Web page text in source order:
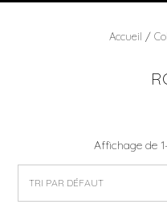
Accueil /
Affichage de
septembre – 30
FERMER